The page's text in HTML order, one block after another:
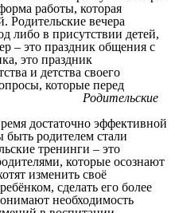
работы, которая
Родительские вечера
либо в присутствии детей,
– это праздник общения с
это праздник
и детства своего
которые перед
Родительские
эффективной
родителем стали
тренинги – это
которые осознают
изменить своё
сделать его более
необходимость